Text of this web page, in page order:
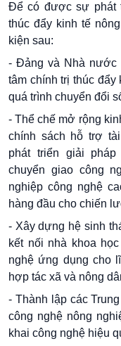
Để có được sự phát
thúc đẩy kinh tế
kiện sau:
- Đảng và Nhà nước
tâm chính trị thúc đẩy
quá trình chuyển đổi
- Thể chế mở rộng
chính sách hỗ trợ
phát triển giải
chuyển giao công
nghiệp công nghệ
hàng đầu cho chiến
- Xây dựng hệ sinh
kết nối nhà khoa
nghệ ứng dụng cho
hợp tác xã và nông
- Thành lập các
công nghệ nông
khai công nghệ hiệu